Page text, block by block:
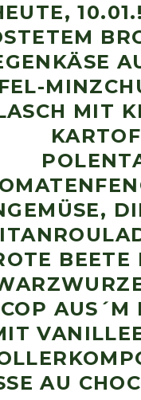
MIT
BEETE
AU